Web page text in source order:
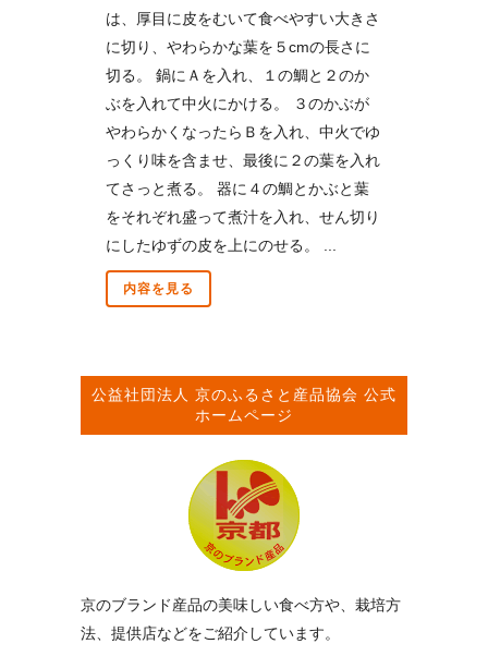
は、厚目に皮をむいて食べやすい大きさ
に切り、やわらかな葉を５cmの長さに
切る。 鍋にＡを入れ、１の鯛と２のか
ぶを入れて中火にかける。 ３のかぶが
やわらかくなったらＢを入れ、中火でゆ
っくり味を含ませ、最後に２の葉を入れ
てさっと煮る。 器に４の鯛とかぶと葉
をそれぞれ盛って煮汁を入れ、せん切り
にしたゆずの皮を上にのせる。 ...
内容を見る
公益社団法人 京のふるさと産品協会 公式
ホームページ
京のブランド産品の美味しい食べ方や、栽培方
法、提供店などをご紹介しています。